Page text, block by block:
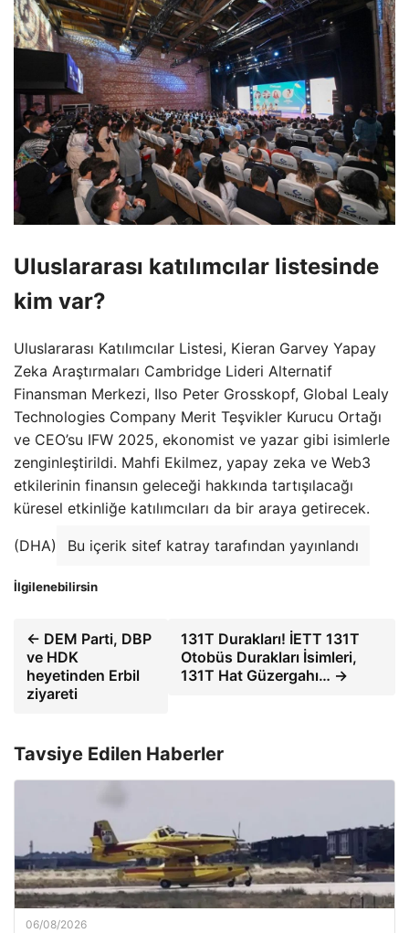
Uluslararası katılımcılar listesinde
kim var?
Uluslararası Katılımcılar Listesi, Kieran Garvey Yapay
Zeka Araştırmaları Cambridge Lideri Alternatif
Finansman Merkezi, Ilso Peter Grosskopf, Global Lealy
Technologies Company Merit Teşvikler Kurucu Ortağı
ve CEO’su IFW 2025, ekonomist ve yazar gibi isimlerle
zenginleştirildi. Mahfi Ekilmez, yapay zeka ve Web3
etkilerinin finansın geleceği hakkında tartışılacağı
küresel etkinliğe katılımcıları da bir araya getirecek.
(DHA) Bu içerik sitef katray tarafından yayınlandı
İlgilenebilirsin
← DEM Parti, DBP
ve HDK
heyetinden Erbil
ziyareti
131T Durakları! İETT 131T
Otobüs Durakları İsimleri,
131T Hat Güzergahı… →
Tavsiye Edilen Haberler
06/08/2026